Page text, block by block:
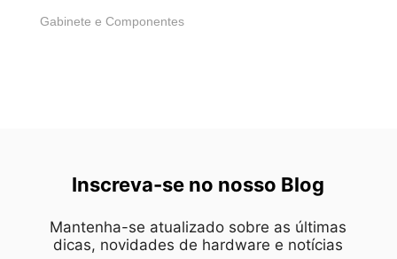
Gabinete e Componentes
Inscreva-se no nosso Blog
Mantenha-se atualizado sobre as últimas
dicas, novidades de hardware e notícias